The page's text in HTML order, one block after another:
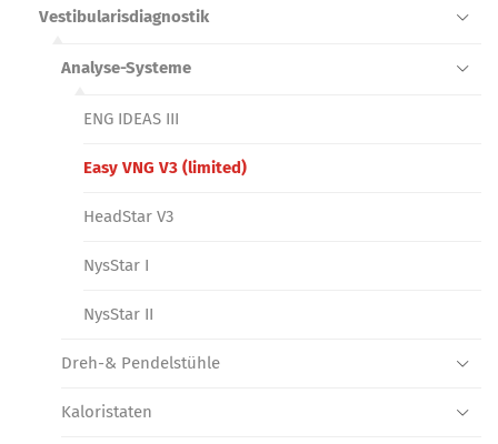
Vestibularis­diagnostik
Analyse-Systeme
ENG IDEAS III
Easy VNG V3 (limited)
HeadStar V3
NysStar I
NysStar II
Dreh-& Pendelstühle
Kaloristaten